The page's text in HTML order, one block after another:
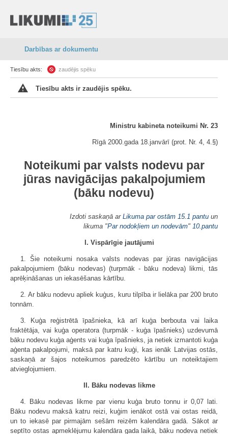
Darbības ar dokumentu
Tiesību akts: zaudējis spēku
Tiesību akts ir zaudējis spēku.
Ministru kabineta noteikumi Nr. 23
Rīgā 2000.gada 18.janvārī (prot. Nr. 4, 4.§)
Noteikumi par valsts nodevu par
jūras navigācijas pakalpojumiem
(bāku nodevu)
Izdoti saskaņā ar Likuma par ostām 15.1 pantu un
likuma "Par nodokļiem un nodevām" 10.pantu
I. Vispārīgie jautājumi
1. Šie noteikumi nosaka valsts nodevas par jūras navigācijas
pakalpojumiem (bāku nodevas) (turpmāk - bāku nodeva) likmi, tās
aprēķināšanas un iekasēšanas kārtību.
2. Ar bāku nodevu apliek kuģus, kuru tilpība ir lielāka par 200 bruto
tonnām.
3. Kuģa reģistrētā īpašnieka, kā arī kuģa berbouta vai laika
fraktētāja, vai kuģa operatora (turpmāk - kuģa īpašnieks) uzdevumā
bāku nodevu kuģa aģents vai kuģa īpašnieks, ja netiek izmantoti kuģa
aģenta pakalpojumi, maksā par katru kuģi, kas ienāk Latvijas ostās,
saskaņā ar šajos noteikumos paredzēto kārtību un noteiktajiem
atvieglojumiem.
II. Bāku nodevas likme
4. Bāku nodevas likme par vienu kuģa bruto tonnu ir 0,07 lati.
Bāku nodevu maksā katru reizi, kuģim ienākot ostā vai ostas reidā,
un to iekasē par pirmajām sešām reizēm kalendāra gadā. Sākot ar
septīto ostas apmeklējumu kalendāra gada laikā, bāku nodeva netiek